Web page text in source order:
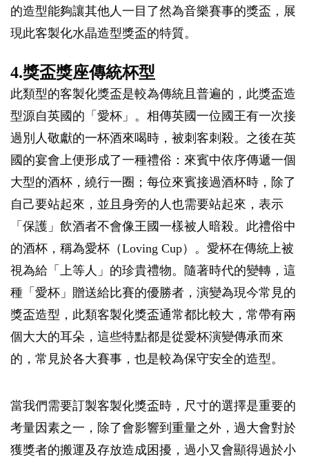
的造型能夠讓其他人一目了然為音樂賽事的獎盃，展
現此客製化水晶造型獎盃的特質。
4.獎盃獎座傳統杯型
此類型的客製化獎盃是較為傳統且普遍的，此獎盃造
型源自英國的「愛杯」。相傳英國一位國王有一次接
過別人敬獻的一杯酒來喝時，被刺客刺殺。之後在英
國的宴會上便形成了一種禮俗：來賓中依序傳遞一個
大型的酒杯，繞行一圈；每位來賓接過酒杯時，除了
自己要站起來，並且身旁的人也需要站起來，表示
「保護」飲酒者不會像王國一樣被人暗殺。此禮俗中
的酒杯，稱為愛杯（Loving Cup）。愛杯在傳統上被
視為給「上等人」的珍貴禮物。隨著時代的變轉，這
種「愛杯」贈送給比賽的優勝者，演變為現今常見的
獎盃造型，此類客製化獎盃通常都比較大，常帶有兩
個大大的耳朵，這些特點都是從愛杯演變傳承而來
的，常見於各大賽事，也是較為保守安全的造型。
當我們需要訂製客製化獎盃時，尺寸的選擇是重要的
考量因素之一，除了會影響到重量之外，過大會對於
獲獎者的搬運及存放造成困擾，過小又會顯得過於小